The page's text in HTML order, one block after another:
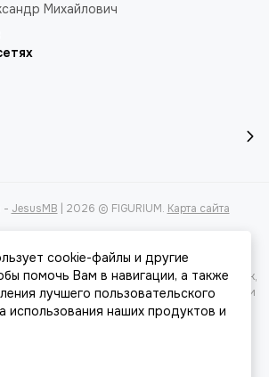
Михайлович
- JesusMB | 2026 © FIGURIUM. Карта сайта
сайте информация, касающаяся характеристик,
носит информационный характер и ни при
публичной офертой, определяемой
437(2) Гражданского кодекса РФ.
cookie-файлы и другие
помочь Вам в навигации, а также
лучшего пользовательского
использования наших продуктов и